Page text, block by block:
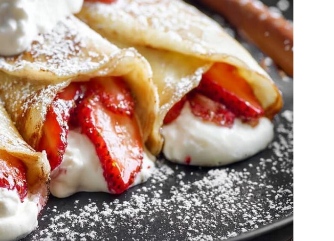
+2
fina i savršena za ljeto –
ovih 7 divnih jela, po
ovog tjedna
TJEDNI JELOVNIK
Ovih 7 jela ne morate kuhati, savršena
su za toplinski val – imamo dobar plan
za ovaj tjedan